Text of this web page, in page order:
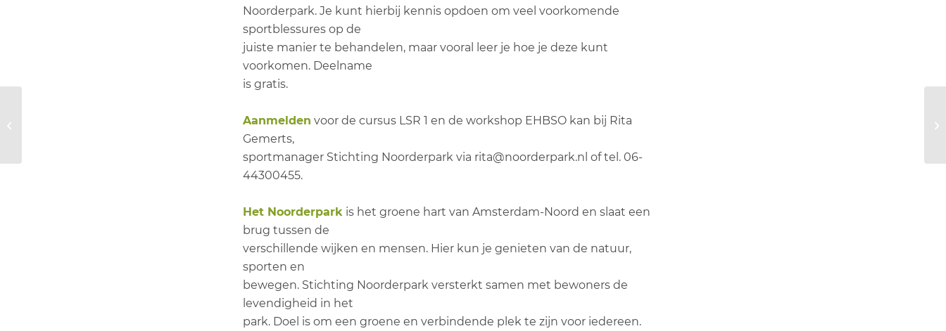
Noorderpark. Je kunt hierbij kennis opdoen om veel voorkomende
sportblessures op de
juiste manier te behandelen, maar vooral leer je hoe je deze kunt
voorkomen. Deelname
is gratis.
Aanmelden voor de cursus LSR 1 en de workshop EHBSO kan bij Rita
Gemerts,
sportmanager Stichting Noorderpark via rita@noorderpark.nl of tel. 06-
44300455.
Het Noorderpark is het groene hart van Amsterdam-Noord en slaat een
brug tussen de
verschillende wijken en mensen. Hier kun je genieten van de natuur,
sporten en
bewegen. Stichting Noorderpark versterkt samen met bewoners de
levendigheid in het
park. Doel is om een groene en verbindende plek te zijn voor iedereen.